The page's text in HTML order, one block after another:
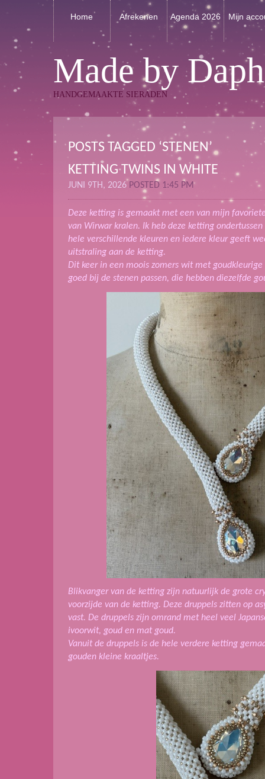
Home Afrekenen Agenda 2026 Mijn
Made by
HANDGEMAAKTE SIERADEN
POSTS TAGGED ‘STENEN’
KETTING TWINS IN WHITE
JUNI 9TH, 2026 POSTED 1:45 PM
Deze ketting is gemaakt met een van mijn
van Wirwar kralen. Ik heb deze ketting
hele verschillende kleuren en iedere kleur geeft
uitstraling aan de ketting.
Dit keer in een moois zomers wit met
goed bij de stenen passen, die hebben diezelfde
Blikvanger van de ketting zijn natuurlijk de grote
voorzijde van de ketting. Deze druppels zitten op
vast. De druppels zijn omrand met heel veel
ivoorwit, goud en mat goud.
Vanuit de druppels is de hele verdere ketting
gouden kleine kraaltjes.